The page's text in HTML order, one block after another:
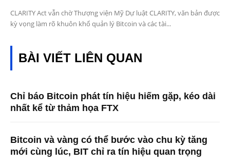
CLARITY Act vẫn chờ Thượng viện Mỹ Dự luật CLARITY, văn bản được
kỳ vọng làm rõ khuôn khổ quản lý Bitcoin và các tài...
BÀI VIẾT LIÊN QUAN
Chỉ báo Bitcoin phát tín hiệu hiếm gặp, kéo dài
nhất kể từ thảm họa FTX
Bitcoin và vàng có thể bước vào chu kỳ tăng
mới cùng lúc, BIT chỉ ra tín hiệu quan trọng